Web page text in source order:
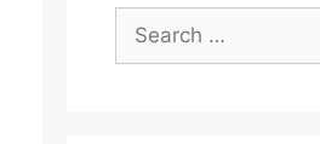
Search
for: